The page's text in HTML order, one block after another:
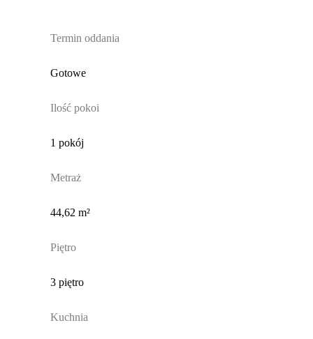
Termin oddania
Gotowe
Ilość pokoi
1 pokój
Metraż
44,62 m²
Piętro
3 piętro
Kuchnia